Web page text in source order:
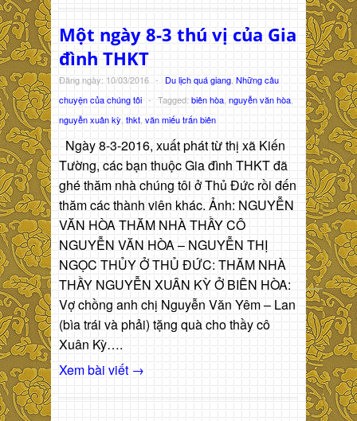
Một ngày 8-3 thú vị của Gia
đình THKT
Đăng ngày: 10/03/2016 - Du lịch quá giang Những câu
chuyện của chúng tôi - Tagged:biên hòa nguyễn văn hòa
nguyễn xuân kỳ, thkt văn miếu trấn biên
Ngày 8-3-2016, xuất phát từ thị xã Kiến
Tường, các bạn thuộc Gia đình THKT đã
ghé thăm nhà chúng tôi ở Thủ Đức rồi đến
thăm các thành viên khác. Ảnh: NGUYỄN
VĂN HÒA THĂM NHÀ THẦY CÔ
NGUYỄN VĂN HÒA – NGUYỄN THỊ
NGỌC THỦY Ở THỦ ĐỨC: THĂM NHÀ
THẦY NGUYỄN XUÂN KỲ Ở BIÊN HÒA:
Vợ chồng anh chị Nguyễn Văn Yêm – Lan
(bìa trái và phải) tặng quà cho thầy cô
Xuân Kỳ….
Xem bài viết →